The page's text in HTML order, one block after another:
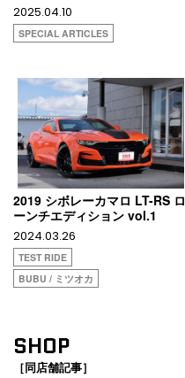
2025.04.10
SPECIAL ARTICLES
2019 シボレーカマロ LT-RS ロ
ーンチエディション vol.1
2024.03.26
TEST RIDE
BUBU / ミツオカ
SHOP
［同店舗記事］